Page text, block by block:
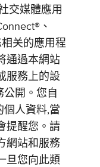
交媒體應用
、
关的應用程
通過本網站
服務上的設
公開。您自
人資料,當
提醒您。請
網站和服務
旦您向此類